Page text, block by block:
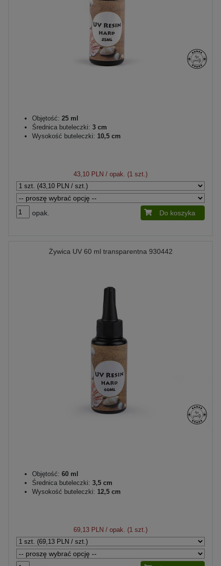
Objętość: 25 ml
Średnica buteleczki: 3 cm
Wysokość buteleczki: 10,5 cm
43,10 PLN / opak. (1 szt.)
opak. Do koszyka
Żywica UV 60 ml transparentna 930442
Objętość: 60 ml
Średnica buteleczki: 3,5 cm
Wysokość buteleczki: 12,5 cm
69,13 PLN / opak. (1 szt.)